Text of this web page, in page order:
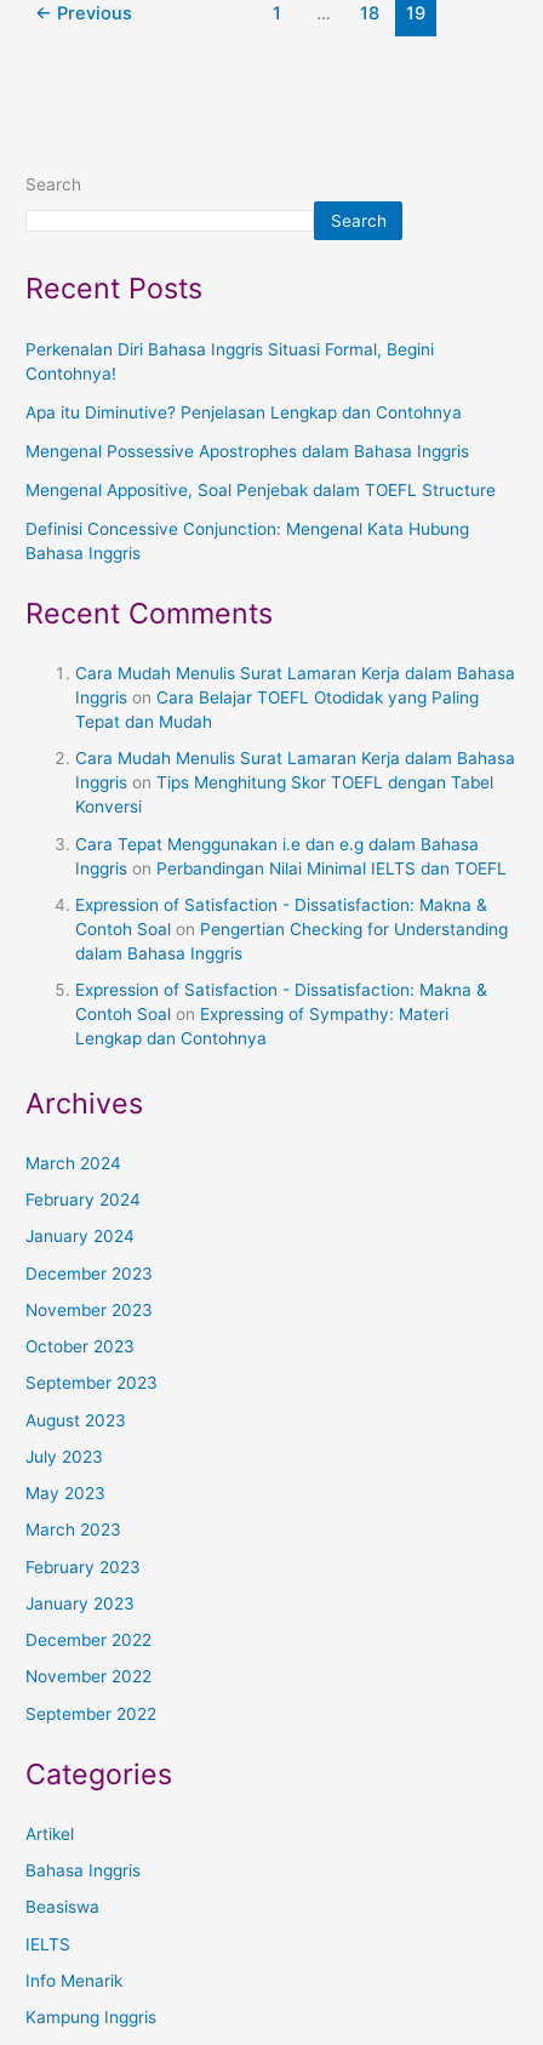
← Previous 1 … 18 19
Search
Search
Recent Posts
Perkenalan Diri Bahasa Inggris Situasi Formal, Begini
Contohnya!
Apa itu Diminutive? Penjelasan Lengkap dan Contohnya
Mengenal Possessive Apostrophes dalam Bahasa Inggris
Mengenal Appositive, Soal Penjebak dalam TOEFL Structure
Definisi Concessive Conjunction: Mengenal Kata Hubung
Bahasa Inggris
Recent Comments
Cara Mudah Menulis Surat Lamaran Kerja dalam Bahasa
Inggris onCara Belajar TOEFL Otodidak yang Paling
Tepat dan Mudah
Cara Mudah Menulis Surat Lamaran Kerja dalam Bahasa
Inggris onTips Menghitung Skor TOEFL dengan Tabel
Konversi
Cara Tepat Menggunakan i.e dan e.g dalam Bahasa
Inggris on Perbandingan Nilai Minimal IELTS dan TOEFL
Expression of Satisfaction - Dissatisfaction: Makna &
Contoh Soal on Pengertian Checking for Understanding
dalam Bahasa Inggris
Expression of Satisfaction - Dissatisfaction: Makna &
Contoh Soal on Expressing of Sympathy: Materi
Lengkap dan Contohnya
Archives
March 2024
February 2024
January 2024
December 2023
November 2023
October 2023
September 2023
August 2023
July 2023
May 2023
March 2023
February 2023
January 2023
December 2022
November 2022
September 2022
Categories
Artikel
Bahasa Inggris
Beasiswa
IELTS
Info Menarik
Kampung Inggris